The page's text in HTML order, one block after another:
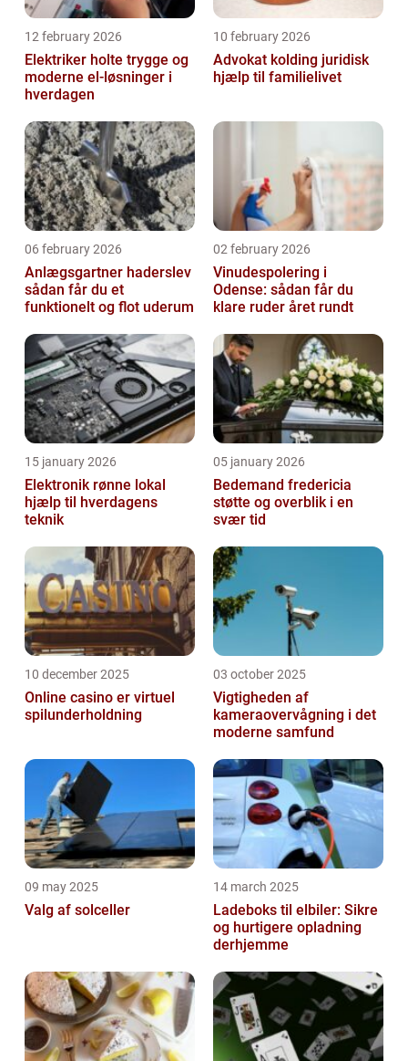
12 february 2026
Elektriker holte trygge og
moderne el-løsninger i
hverdagen
10 february 2026
Advokat kolding juridisk
hjælp til familielivet
06 february 2026
Anlægsgartner haderslev
sådan får du et
funktionelt og flot uderum
02 february 2026
Vinudespolering i
Odense: sådan får du
klare ruder året rundt
15 january 2026
Elektronik rønne lokal
hjælp til hverdagens
teknik
05 january 2026
Bedemand fredericia
støtte og overblik i en
svær tid
10 december 2025
Online casino er virtuel
spilunderholdning
03 october 2025
Vigtigheden af
kameraovervågning i det
moderne samfund
09 may 2025
Valg af solceller
14 march 2025
Ladeboks til elbiler: Sikre
og hurtigere opladning
derhjemme